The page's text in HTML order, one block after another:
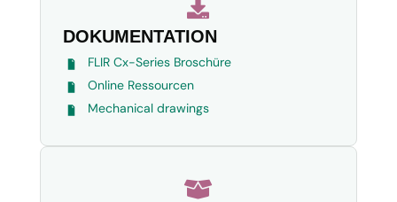

DOKUMENTATION
FLIR Cx-Series Broschüre
Online Ressourcen
Mechanical drawings
